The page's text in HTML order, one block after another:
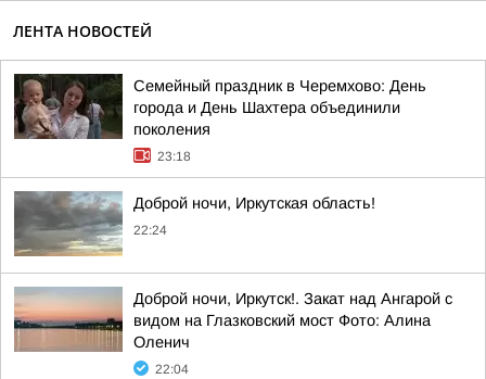
ЛЕНТА НОВОСТЕЙ
Семейный праздник в Черемхово: День
города и День Шахтера объединили
поколения
23:18
Доброй ночи, Иркутская область!
22:24
Доброй ночи, Иркутск!. Закат над Ангарой с
видом на Глазковский мост Фото: Алина
Оленич
22:04